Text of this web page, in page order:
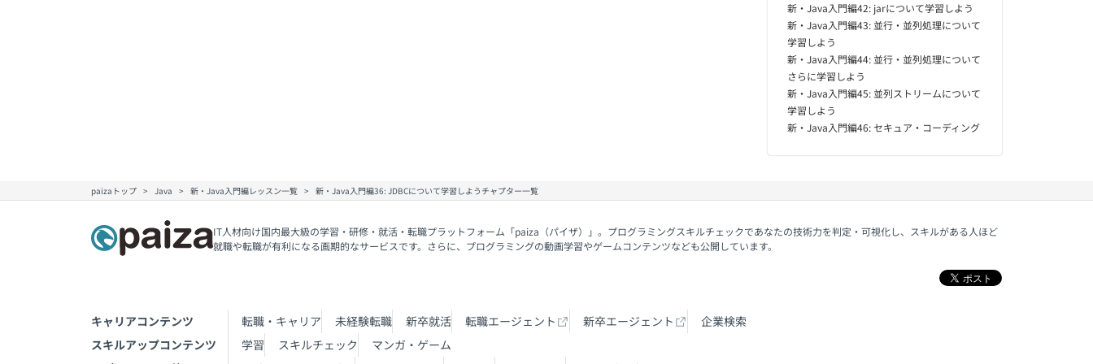
新・Java入門編42: jarについて学習しよう
新・Java入門編43: 並行・並列処理について
学習しよう
新・Java入門編44: 並行・並列処理について
さらに学習しよう
新・Java入門編45: 並列ストリームについて
学習しよう
新・Java入門編46: セキュア・コーディング
paizaトップ Java 新・Java入門編レッスン一覧 新・Java入門編36: JDBCについて学習しようチャプター一覧
IT人材向け国内最大級の学習・研修・就活・転職プラットフォーム「paiza（パイザ）」。プログラミングスキルチェックであなたの技術力を判定・可視化し、スキルがある人ほど
就職や転職が有利になる画期的なサービスです。さらに、プログラミングの動画学習やゲームコンテンツなども公開しています。
キャリアコンテンツ 転職・キャリア 未経験転職 新卒就活 転職エージェント 新卒エージェント
企業検索
スキルアップコンテンツ
学習 スキルチェック
マンガ・ゲーム